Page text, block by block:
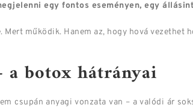
egy fontos eseményen, egy
Mert működik. Hanem az, hogy hová vezethet
botox hátrányai
csupán anyagi vonzata van – a valódi ár